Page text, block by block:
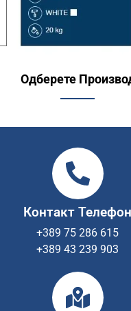
Одберете
Контакт Телефон
+389 75 286 615
+389 43 239 903